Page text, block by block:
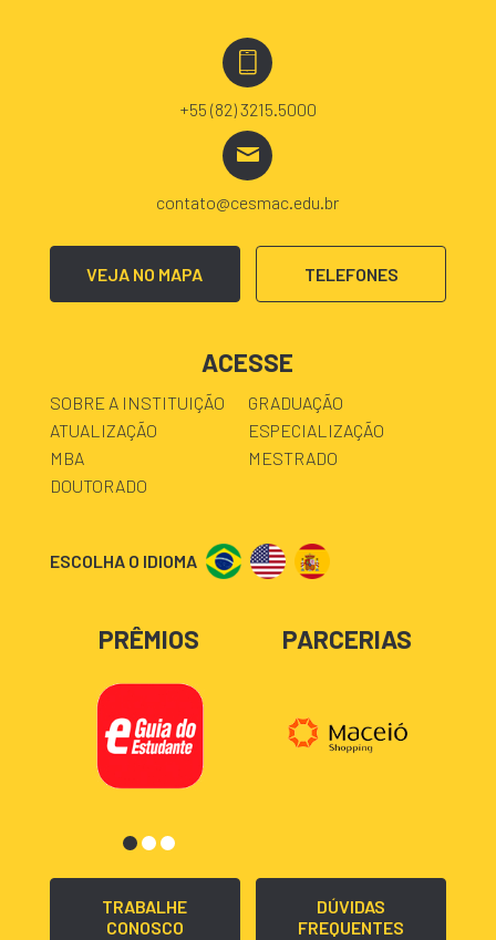
+55 (82) 3215.5000
contato@cesmac.edu.br
VEJA NO MAPA TELEFONES
ACESSE
SOBRE A INSTITUIÇÃO
GRADUAÇÃO
ATUALIZAÇÃO
ESPECIALIZAÇÃO
MBA
MESTRADO
DOUTORADO
ESCOLHA O IDIOMA
PRÊMIOS PARCERIAS
TRABALHE
CONOSCO
DÚVIDAS
FREQUENTES